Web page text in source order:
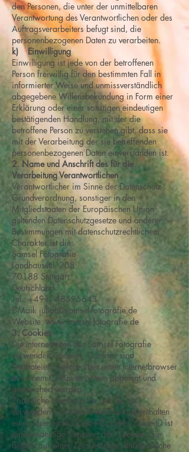
den Personen, die unter der unmittelbaren
Verantwortung des Verantwortlichen oder des
Auftragsverarbeiters befugt sind, die
personenbezogenen Daten zu verarbeiten.
k) Einwilligung
Einwilligung ist jede von der betroffenen
Person freiwillig für den bestimmten Fall in
informierter Weise und unmissverständlich
abgegebene Willensbekundung in Form einer
Erklärung oder einer sonstigen eindeutigen
bestätigenden Handlung, mit der die
betroffene Person zu verstehen gibt, dass sie
mit der Verarbeitung der sie betreffenden
personenbezogenen Daten einverstanden ist.
2. Name und Anschrift des für die
Verarbeitung Verantwortlichen
Verantwortlicher im Sinne der Datenschutz-
Grundverordnung, sonstiger in den
Mitgliedstaaten der Europäischen Union
geltenden Datenschutzgesetze und anderer
Bestimmungen mit datenschutzrechtlichem
Charakter ist die:
Samsel Fotografie
Landhausstil. 208
70188 Stuttgart
Deutschland
Tel.: +491748595643
E-Mail: julian@samsel-fotografie.de
Website: www.samsel-fotografie.de
3. Cookies
Die Internetseiten der Samsel Fotografie
verwenden Cookies. Cookies sind
Textdateien, welche über einen Internetbrowser
auf einem Computersystem abgelegt und
gespeichert werden.
Zahlreiche Internetseiten und Server
verwenden Cookies. Viele Cookies enthalten
eine sogenannte Cookie-ID. Eine Cookie-ID ist
eine eindeutige Kennung des Cookies. Sie
besteht aus einer Zeichenfolge, durch welche